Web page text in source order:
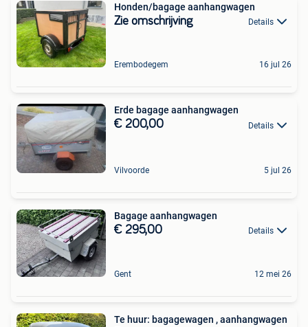
Honden/bagage aanhangwagen
Zie omschrijving Details
Erembodegem 16 jul 26
Erde bagage aanhangwagen
€ 200,00 Details
Vilvoorde 5 jul 26
Bagage aanhangwagen
€ 295,00 Details
Gent 12 mei 26
Te huur: bagagewagen , aanhangwagen